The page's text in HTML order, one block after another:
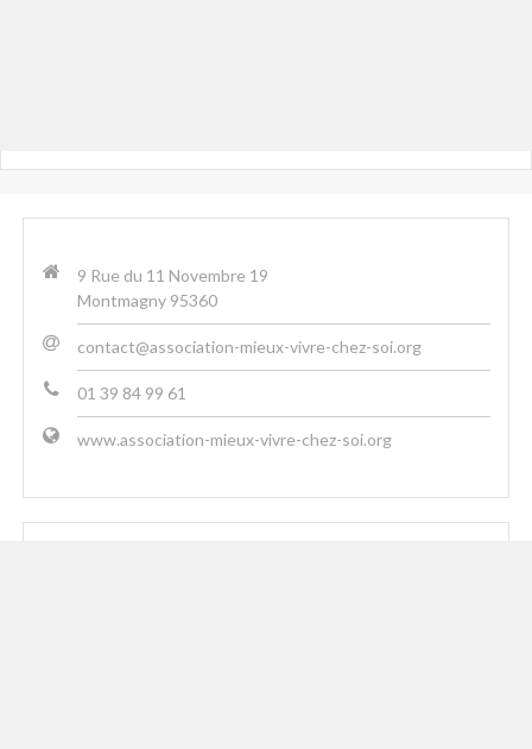
9 Rue du 11 Novembre 19
Montmagny 95360
contact@association-mieux-vivre-chez-soi.org
01 39 84 99 61
www.association-mieux-vivre-chez-soi.org